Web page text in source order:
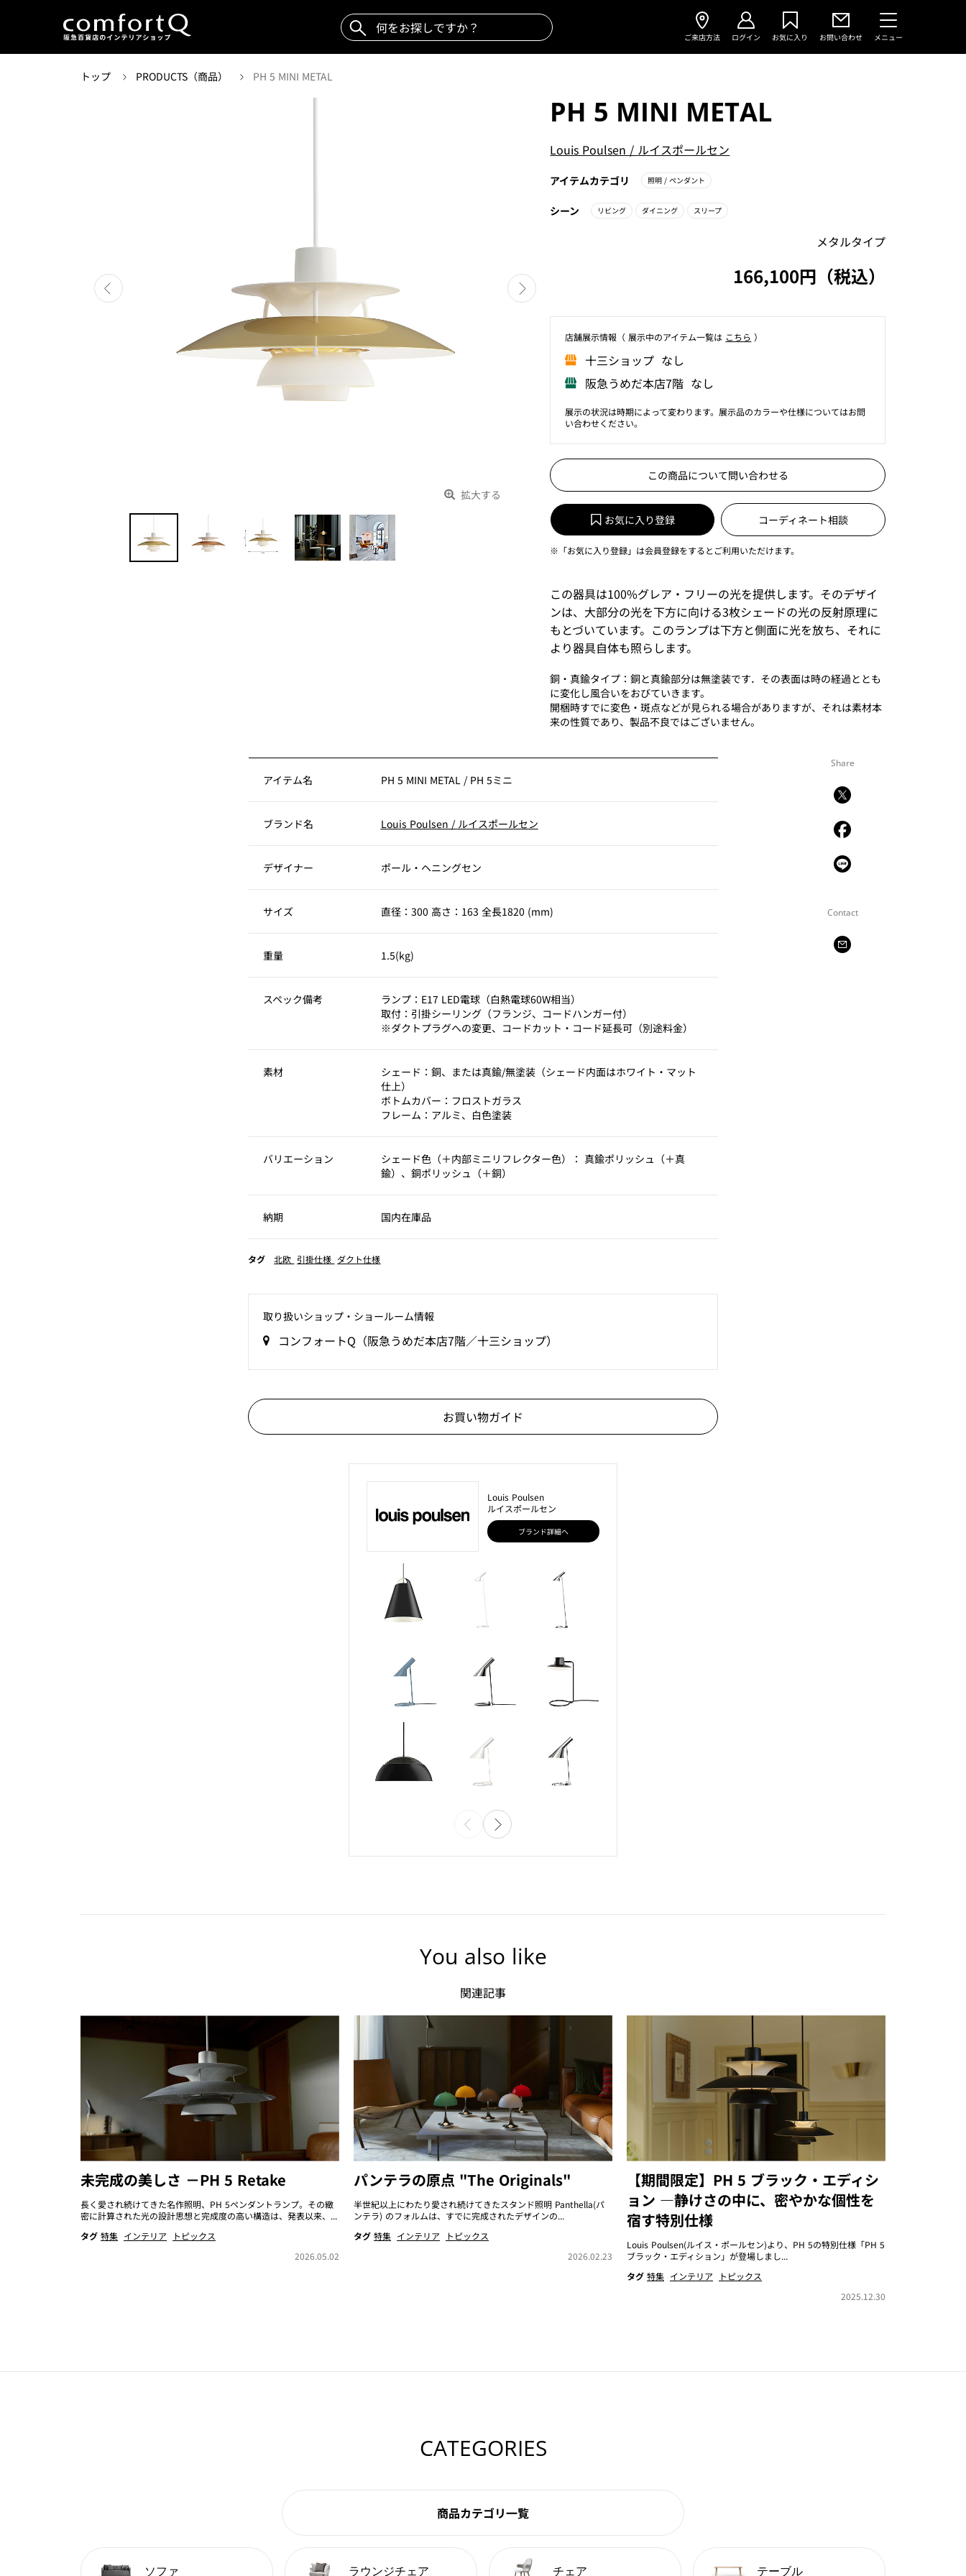
ご来店方法 ログイン お気に入り お問い合わせ メニュー
トップ PRODUCTS（商品） PH 5 MINI METAL
拡大する
PH 5 MINI METAL
Louis Poulsen / ルイスポールセン
アイテムカテゴリ 照明/ ペンダント
シーン リビング ダイニング スリープ
メタルタイプ
166,100円（税込）
店舗展⽰情報（ 展⽰中のアイテム⼀覧は こちら ）
⼗三ショップ なし
阪急うめだ本店7階 なし
展示の状況は時期によって変わります。展示品のカラーや仕様についてはお問
い合わせください。
この商品について問い合わせる
お気に入り登録 コーディネート相談
※「お気に入り登録」は会員登録をするとご利用いただけます。
この器具は100%グレア・フリーの光を提供します。そのデザイ
ンは、大部分の光を下方に向ける3枚シェードの光の反射原理に
もとづいています。このランプは下方と側面に光を放ち、それに
より器具自体も照らします。
銅・真鍮タイプ：銅と真鍮部分は無塗装です．その表面は時の経過ととも
に変化し風合いをおびていきます。
開梱時すでに変色・斑点などが見られる場合がありますが、それは素材本
来の性質であり、製品不良ではございません。
Share
Contact
アイテム名 PH 5 MINI METAL / PH 5ミニ
ブランド名 Louis Poulsen / ルイスポールセン
デザイナー ポール・ヘニングセン
サイズ 直径：300 高さ：163 全長1820 (mm)
重量 1.5(kg)
スペック備考
ランプ：E17 LED電球（白熱電球60W相当）
取付：引掛シーリング（フランジ、コードハンガー付）
※ダクトプラグへの変更、コードカット・コード延長可（別途料金）
素材
シェード：銅、または真鍮/無塗装（シェード内面はホワイト・マット
仕上）
ボトムカバー：フロストガラス
フレーム：アルミ、白色塗装
バリエーション
シェード色（＋内部ミニリフレクター色）： 真鍮ポリッシュ（＋真
鍮）、銅ポリッシュ（＋銅）
納期 国内在庫品
タグ 北欧 引掛仕様 ダクト仕様
取り扱いショップ‧ショールーム情報
コンフォートQ（阪急うめだ本店7階／十三ショップ）
お買い物ガイド
Louis Poulsen
ルイスポールセン
ブランド詳細へ
You also like
関連記事
未完成の美しさ －PH 5 Retake
長く愛され続けてきた名作照明、PH 5ペンダントランプ。その緻
密に計算された光の設計思想と完成度の高い構造は、発表以来、...
タグ 特集 インテリア
トピックス
2026.05.02
パンテラの原点 "The Originals"
半世紀以上にわたり愛され続けてきたスタンド照明 Panthella(パ
ンテラ) のフォルムは、すでに完成されたデザインの...
タグ 特集 インテリア
トピックス
2026.02.23
【期間限定】PH 5 ブラック・エディシ
ョン ―静けさの中に、密やかな個性を
宿す特別仕様
Louis Poulsen(ルイス・ポールセン)より、PH 5の特別仕様「PH 5
ブラック・エディション」が登場しまし...
タグ 特集 インテリア
トピックス
2025.12.30
CATEGORIES
商品カテゴリ一覧
ソファ ラウンジチェア チェア テーブル